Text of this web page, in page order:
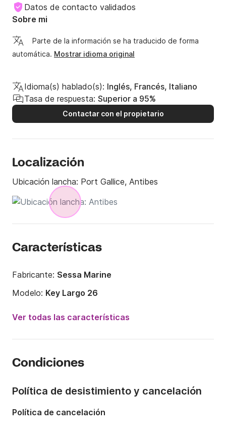
Datos de contacto validados
Sobre mi
Parte de la información se ha traducido de forma
automática. Mostrar idioma original
Idioma(s) hablado(s): Inglés, Francés, Italiano
Tasa de respuesta: Superior a 95%
Contactar con el propietario
Localización
Ubicación lancha: Port Gallice, Antibes
Características
Fabricante: Sessa Marine
Modelo: Key Largo 26
225CV
Capacidad a bordo:
Ver todas las características
Condiciones
Política de desistimiento y cancelación
Política de cancelación